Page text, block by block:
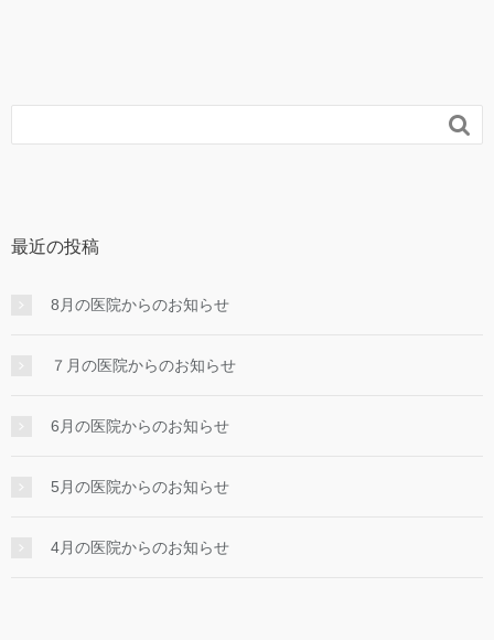

最近の投稿
8月の医院からのお知らせ
７月の医院からのお知らせ
6月の医院からのお知らせ
5月の医院からのお知らせ
4月の医院からのお知らせ